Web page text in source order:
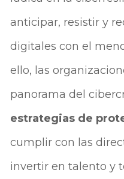
anticipar, resistir y
digitales con el
ello, las
panorama del
estrategias de
cumplir con las
invertir en talento y